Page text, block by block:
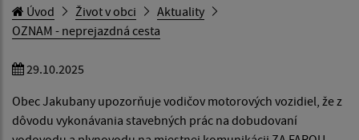
Úvod Život v obci
Aktuality
OZNAM - neprejazdná cesta
29.10.2025
Obec Jakubany upozorňuje vodičov motorových vozidiel, že z
dôvodu vykonávania stavebných prác na dobudovaní